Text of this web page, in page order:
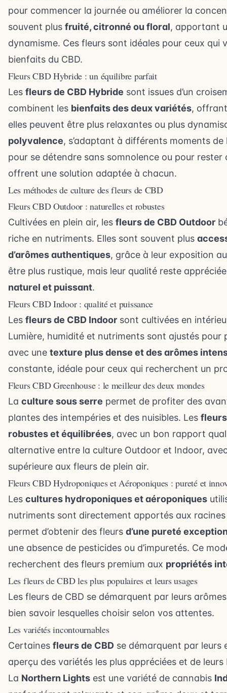
pour commencer la journée ou améliorer la
souvent plus fruité, citronné ou floral, apportant
dynamisme. Ces fleurs sont idéales pour ceux
bienfaits du CBD.
Fleurs CBD Hybride : un équilibre parfait
Les fleurs de CBD Hybride sont issues d’un
combinent les bienfaits des deux variétés,
elles peuvent être plus relaxantes ou plus
polyvalence, s’adaptant à différents moments
pour se détendre sans somnolence ou pour
offrent une solution adaptée à chacun.
Les méthodes de culture des fleurs de CBD
Fleurs CBD Outdoor : naturelles et robustes
Cultivées en plein air, les fleurs de CBD Outdoor
riche en nutriments. Elles sont souvent plus
d’arômes authentiques, grâce à leur exposition
être plus rustique, mais leur qualité reste
naturel et puissant.
Fleurs CBD Indoor : qualité et puissance
Les fleurs de CBD Indoor sont cultivées en
Lumière, humidité et nutriments sont ajustés pour
avec une texture plus dense et des arômes
constante, idéale pour ceux qui recherchent un
Fleurs CBD Greenhouse : le meilleur des deux mondes
La culture sous serre permet de profiter des
plantes des intempéries et des nuisibles. Les
robustes et équilibrées, avec un bon rapport
alternative entre la culture Outdoor et Indoor,
supérieure aux fleurs de plein air.
Fleurs CBD Hydroponiques et Aéroponiques : pureté et
Les cultures hydroponiques et aéroponiques
nutriments sont directement apportés aux racines
permet d’obtenir des fleurs d’une pureté
une absence de pesticides ou d’impuretés. Ce
recherchent des fleurs premium aux propriétés
Les fleurs de CBD les plus populaires et leurs usages
Les fleurs de CBD se démarquent par leurs
bien savoir lesquelles choisir selon vos attentes.
Les variétés incontournables
Certaines fleurs de CBD se démarquent par leurs
aperçu des variétés les plus appréciées et de
La Northern Lights est une variété de cannabis